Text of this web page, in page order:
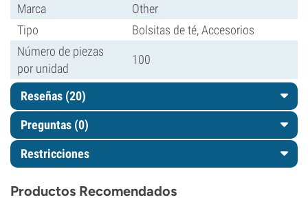
Marca
Other
Tipo
Bolsitas de té, Accesorios
Número de piezas
por unidad
100
Reseñas (20)
Preguntas (0)
Restricciones
Productos Recomendados